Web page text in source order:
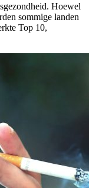
Hoewel
sommige landen
Top 10,